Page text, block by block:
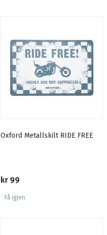
Oxford Metallskilt RIDE FREE
kr 99
Få igjen